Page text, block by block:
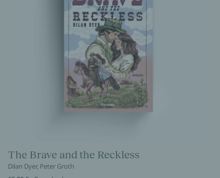
The Brave and the Reckless
Dilan Dyer, Peter Groth